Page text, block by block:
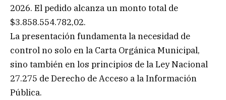
2026. El pedido alcanza un monto total de
$3.858.554.782,02.
La presentación fundamenta la necesidad de
control no solo en la Carta Orgánica Municipal,
sino también en los principios de la Ley Nacional
27.275 de Derecho de Acceso a la Información
Pública.